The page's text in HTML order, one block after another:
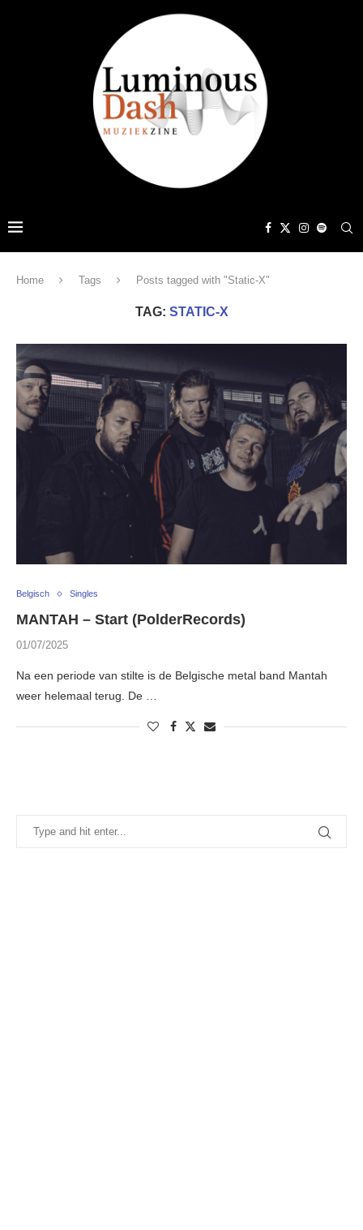
Home Tags Posts tagged with "Static-X"
TAG: STATIC-X
Belgisch Singles
MANTAH – Start (PolderRecords)
01/07/2025
Na een periode van stilte is de Belgische metal band Mantah
weer helemaal terug. De …